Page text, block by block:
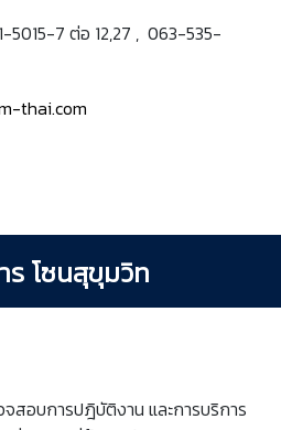
5015-7 ต่อ 12,27 , 063-535-
thai.com
ร โซนสุขุมวิท
สอบการปฎิบัติงาน และการบริการ